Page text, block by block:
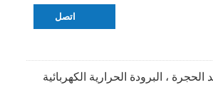
اتصل